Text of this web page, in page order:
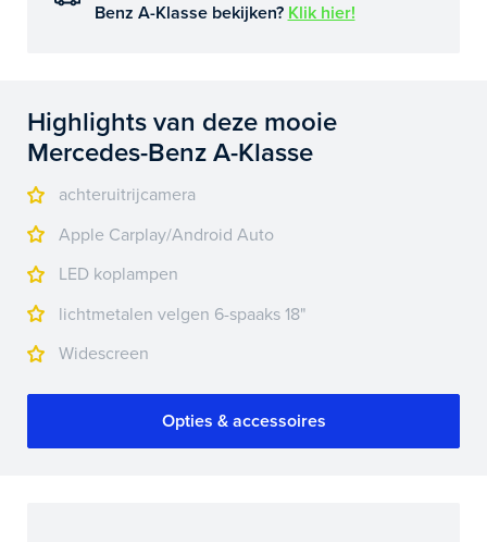
Benz A-Klasse bekijken? Klik hier!
Highlights van deze mooie
Mercedes-Benz A-Klasse
achteruitrijcamera
Apple Carplay/Android Auto
LED koplampen
lichtmetalen velgen 6-spaaks 18"
Widescreen
Opties & accessoires